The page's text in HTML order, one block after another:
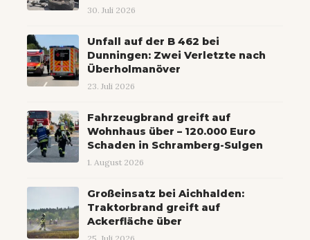
30. Juli 2026
Unfall auf der B 462 bei
Dunningen: Zwei Verletzte nach
Überholmanöver
23. Juli 2026
Fahrzeugbrand greift auf
Wohnhaus über – 120.000 Euro
Schaden in Schramberg-Sulgen
1. August 2026
Großeinsatz bei Aichhalden:
Traktorbrand greift auf
Ackerfläche über